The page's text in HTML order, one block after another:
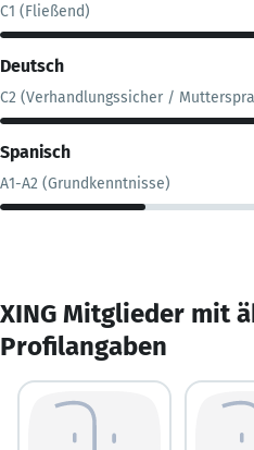
C1 (Fließend)
Deutsch
C2 (Verhandlungssicher /
Spanisch
A1-A2 (Grundkenntnisse)
XING Mitglieder mit
Profilangaben